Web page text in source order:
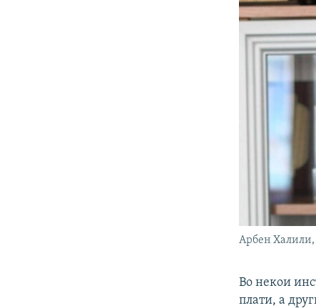
Арбен
Во некои
плати, а